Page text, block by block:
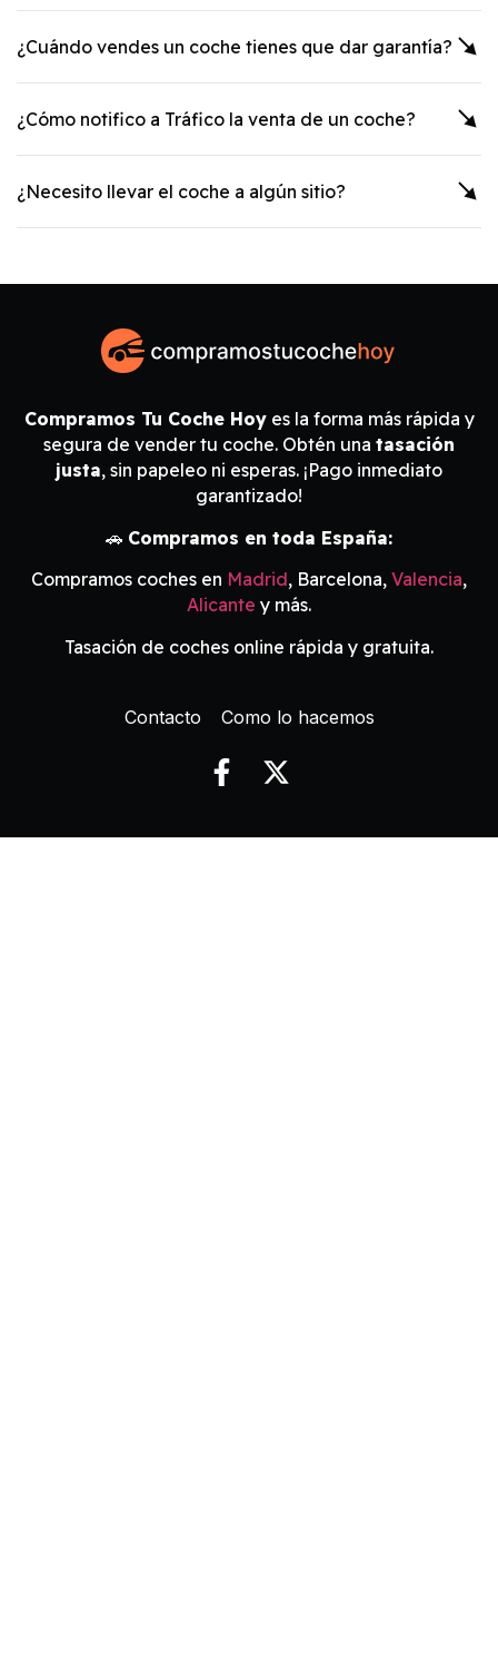
¿Cuándo vendes un coche tienes que dar garantía?
¿Cómo notifico a Tráfico la venta de un coche?
¿Necesito llevar el coche a algún sitio?
Compramos Tu Coche Hoyes la forma más rápida y
segura de vender tu coche. Obtén una tasación
justa, sin papeleo ni esperas. ¡Pago inmediato
garantizado!
🚗 Compramos en toda España:
Compramos coches en Madrid, Barcelona, Valencia,
Alicante y más.
Tasación de coches online rápida y gratuita.
Contacto Como lo hacemos